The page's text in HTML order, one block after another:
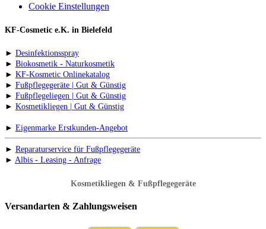
Cookie Einstellungen
KF-Cosmetic e.K. in Bielefeld
► Desinfektionsspray
► Biokosmetik - Naturkosmetik
► KF-Kosmetic Onlinekatalog
► Fußpflegegeräte | Gut & Günstig
► Fußpflegeliegen | Gut & Günstig
► Kosmetikliegen | Gut & Günstig
► Eigenmarke Erstkunden-Angebot
► Reparaturservice für Fußpflegegeräte
► Albis - Leasing - Anfrage
Kosmetikliegen & Fußpflegegeräte
Versandarten & Zahlungsweisen